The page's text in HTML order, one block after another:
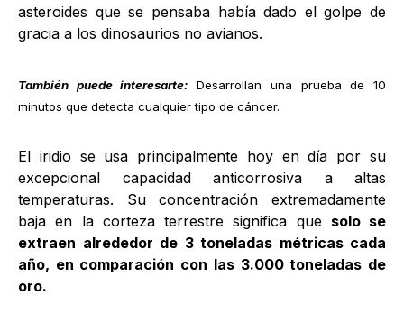
asteroides que se pensaba había dado el golpe de
gracia a los dinosaurios no avianos.
También puede interesarte:
Desarrollan una prueba de 10
minutos que detecta cualquier tipo de cáncer.
El iridio se usa principalmente hoy en día por su
excepcional capacidad anticorrosiva a altas
temperaturas. Su concentración extremadamente
baja en la corteza terrestre significa que solo se
extraen alrededor de 3 toneladas métricas cada
año, en comparación con las 3.000 toneladas de
oro.